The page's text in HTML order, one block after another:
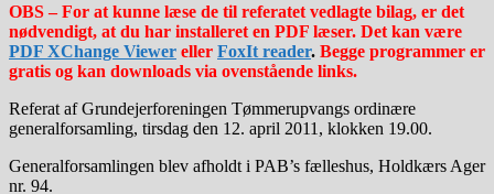
OBS – For at kunne læse de til referatet vedlagte bilag, er det
nødvendigt, at du har installeret en PDF læser. Det kan være
PDF XChange Viewer eller FoxIt reader. Begge programmer er
gratis og kan downloads via ovenstående links.
Referat af Grundejerforeningen Tømmerupvangs ordinære
generalforsamling, tirsdag den 12. april 2011, klokken 19.00.
Generalforsamlingen blev afholdt i PAB’s fælleshus, Holdkærs Ager
nr. 94.